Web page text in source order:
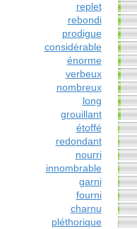
replet
rebondi
prodigue
considérable
énorme
verbeux
nombreux
long
grouillant
étoffé
redondant
nourri
innombrable
garni
fourni
charnu
pléthorique